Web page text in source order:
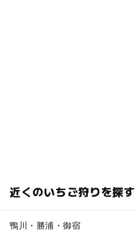
近くのいちご狩りを探す
鴨川・勝浦・御宿